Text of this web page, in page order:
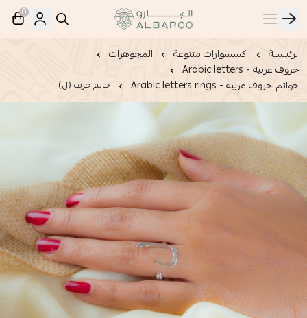
البارو | Albaroo
0
الرئيسية اكسسوارات متنوعة
المجوهرات
حروف عربية - Arabic letters
خواتم حروف عربية - Arabic letters rings
خاتم حرف (ل)